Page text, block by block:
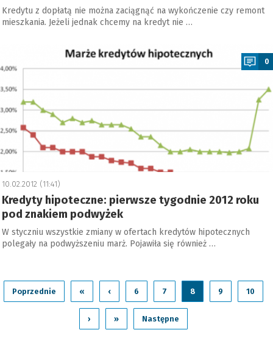
Kredytu z dopłatą nie można zaciągnąć na wykończenie czy remont
mieszkania. Jeżeli jednak chcemy na kredyt nie …
0
10.02.2012 (11:41)
Kredyty hipoteczne: pierwsze tygodnie 2012 roku
pod znakiem podwyżek
W styczniu wszystkie zmiany w ofertach kredytów hipotecznych
polegały na podwyższeniu marż. Pojawiła się również …
Poprzednie « ‹ 6 7 8 9 10
› » Następne